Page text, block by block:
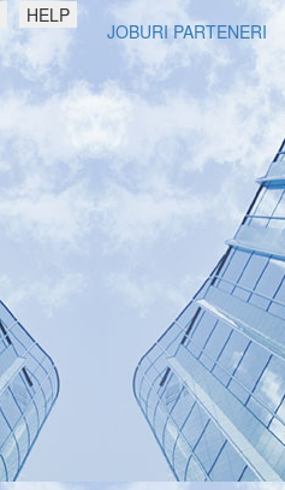
HELP
JOBURI PARTENERI